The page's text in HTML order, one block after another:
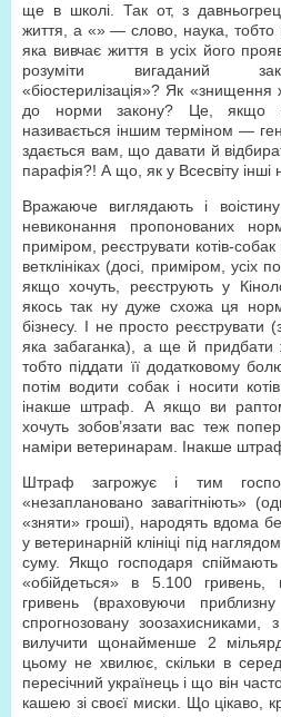
ще в школі. Так от, з
життя, а «» — слово, наука, тобто
яка вивчає життя в усіх його
розуміти вигаданий
«біостерилізація»? Як
до норми закону? Це, якщо
називається іншим терміном —
здається вам, що давати й
парафія?! А що, як у Всесвіту інші
Вражаюче виглядають і
невиконання пропонованих
приміром, реєструвати котів-
ветклініках (досі, приміром, усіх
якщо хочуть, реєструють у
якось так ну дуже схожа ця
бізнесу. І не просто реєструвати
яка забаганка), а ще й придбати
тобто піддати її додатковому
потім водити собак і носити
інакше штраф. А якщо ви
хочуть зобов’язати вас теж
наміри ветеринарам. Інакше
Штраф загрожує і тим
«незаплановано завагітніють»
«зняти» гроші), народять вдома
у ветеринарній клініці під
суму. Якщо господаря
«обійдеться» в 5.100
гривень (враховуючи приблизну
спрогнозовану зоозахисниками,
вилучити щонайменше 2
цьому не хвилює, скільки в
пересічний українець і що він
кашею зі своєї миски. Що цікаво,